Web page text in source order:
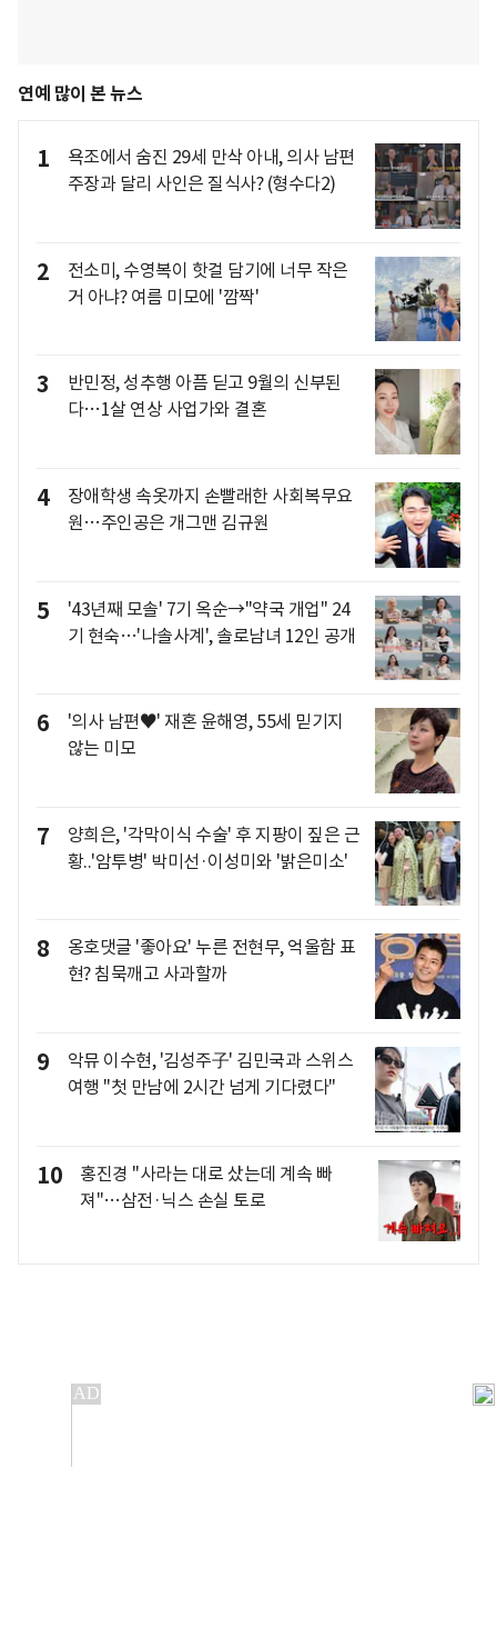
연예 많이 본 뉴스
1
욕조에서 숨진 29세 만삭 아내, 의사 남편
주장과 달리 사인은 질식사? (형수다2)
2
전소미, 수영복이 핫걸 담기에 너무 작은
거 아냐? 여름 미모에 '깜짝'
3
반민정, 성추행 아픔 딛고 9월의 신부된
다…1살 연상 사업가와 결혼
4
장애학생 속옷까지 손빨래한 사회복무요
원…주인공은 개그맨 김규원
5
'43년째 모솔' 7기 옥순→"약국 개업" 24
기 현숙…'나솔사계', 솔로남녀 12인 공개
6
'의사 남편♥' 재혼 윤해영, 55세 믿기지
않는 미모
7
양희은, '각막이식 수술' 후 지팡이 짚은 근
황..'암투병' 박미선·이성미와 '밝은미소'
8
옹호댓글 '좋아요' 누른 전현무, 억울함 표
현? 침묵깨고 사과할까
9
악뮤 이수현, '김성주子' 김민국과 스위스
여행 "첫 만남에 2시간 넘게 기다렸다"
10
홍진경 "사라는 대로 샀는데 계속 빠
져"…삼전·닉스 손실 토로